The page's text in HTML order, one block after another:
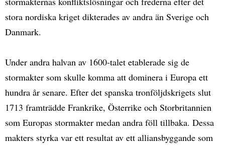
stora nordiska kriget dikterades av andra än Sverige och
Danmark.
Under andra halvan av 1600-talet etablerade sig de
stormakter som skulle komma att dominera i Europa ett
hundra år senare. Efter det spanska tronföljdskrigets slut
1713 framträdde Frankrike, Österrike och Storbritannien
som Europas stormakter medan andra föll tillbaka. Dessa
makters styrka var ett resultat av ett alliansbyggande som